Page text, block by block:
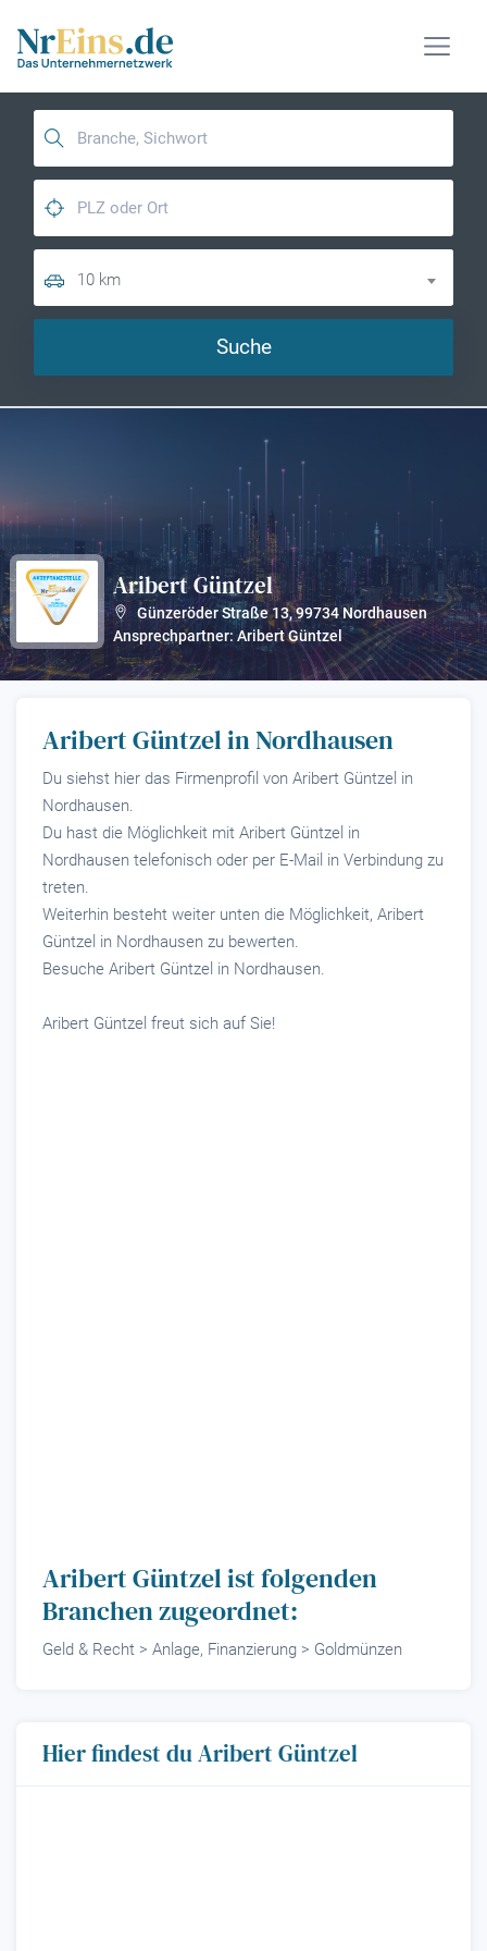
10 km
Suche
Aribert Güntzel ?
Günzeröder Straße 13,99734 Nordhausen
Ansprechpartner: Aribert Güntzel
Aribert Güntzel in Nordhausen
Du siehst hier das Firmenprofil von Aribert Güntzel in
Nordhausen.
Du hast die Möglichkeit mit Aribert Güntzel in
Nordhausen telefonisch oder per E-Mail in Verbindung zu
treten.
Weiterhin besteht weiter unten die Möglichkeit, Aribert
Güntzel in Nordhausen zu bewerten.
Besuche Aribert Güntzel in Nordhausen.
Aribert Güntzel freut sich auf Sie!
Aribert Güntzel ist folgenden
Branchen zugeordnet:
Geld & Recht > Anlage, Finanzierung > Goldmünzen
Hier findest du Aribert Güntzel